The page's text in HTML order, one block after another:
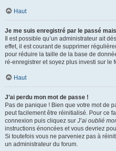
Haut
Je me suis enregistré par le passé
Il est possible qu’un administrateur ait
effet, il est courant de supprimer
pour réduire la taille de la base de
ré-enregistrer et soyez plus investi sur le
Haut
J’ai perdu mon mot de passe !
Pas de panique ! Bien que votre mot de
peut facilement être réinitialisé. Pour ce
connexion puis cliquez sur J’ai oublié
instructions énoncées et vous devriez
Si toutefois vous ne parveniez pas à
un administrateur du forum.